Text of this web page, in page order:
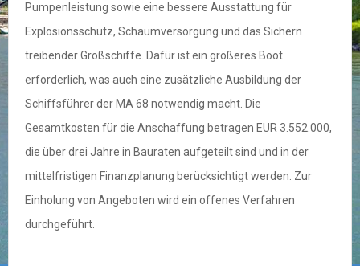
Pumpenleistung sowie eine bessere Ausstattung für
Explosionsschutz, Schaumversorgung und das Sichern
treibender Großschiffe. Dafür ist ein größeres Boot
erforderlich, was auch eine zusätzliche Ausbildung der
Schiffsführer der MA 68 notwendig macht. Die
Gesamtkosten für die Anschaffung betragen EUR 3.552.000,
die über drei Jahre in Bauraten aufgeteilt sind und in der
mittelfristigen Finanzplanung berücksichtigt werden. Zur
Einholung von Angeboten wird ein offenes Verfahren
durchgeführt.